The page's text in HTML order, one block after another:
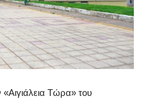
Τώρα» του